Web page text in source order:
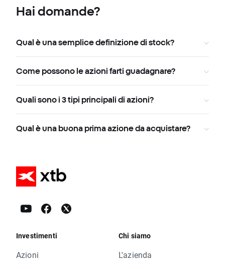
Hai domande?
Qual è una semplice definizione di stock?
Come possono le azioni farti guadagnare?
Quali sono i 3 tipi principali di azioni?
Qual è una buona prima azione da acquistare?
Investimenti
Azioni
Chi siamo
L'azienda